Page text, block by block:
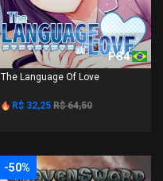
PS4
The Language Of Love
R$ 32,25 R$ 64,50
-50%